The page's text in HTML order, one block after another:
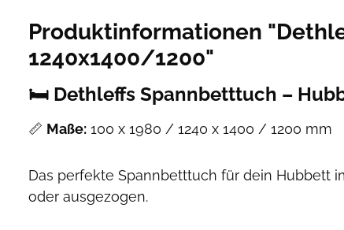
Produktinformationen
1240x1400/1200"
🛏️ Dethleffs Spannbetttuch –
📏 Maße: 100 x 1980 / 1240 x 1400 / 1200 mm
Das perfekte Spannbetttuch für dein Hubbett
oder ausgezogen.